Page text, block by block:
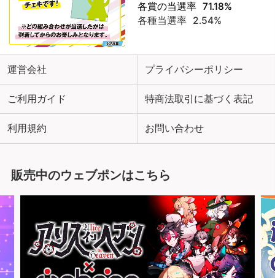
各賞の当選率 71.18%
各種当選率 2.54%
運営会社 プライバシーポリシー
ご利用ガイド 特商法取引に基づく表記
利用規約 お問い合わせ
販売中のウェブポンはこちら